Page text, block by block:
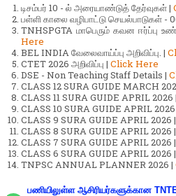
டிசம்பர் 10 - ல் அரையாண்டுத் தேர்வுகள் |
பள்ளி காலை வழிபாட்டு செயல்பாடுகள் -
TNHSPGTA மாபெரும் கவன ஈர்ப்பு
Here
BEL INDIA வேலைவாய்ப்பு அறிவிப்பு. |
CTET 2026 அறிவிப்பு | Click Here
DSE - Non Teaching Staff Details |
CLASS 12 SURA GUIDE MARCH
CLASS 11 SURA GUIDE APRIL 2026 |
CLASS 10 SURA GUIDE APRIL 2026
CLASS 9 SURA GUIDE APRIL 2026 |
CLASS 8 SURA GUIDE APRIL 2026 |
CLASS 7 SURA GUIDE APRIL 2026 |
CLASS 6 SURA GUIDE APRIL 2026 |
TNPSC ANNUAL PLANNER 2026 |
பணியிலுள்ள ஆசிரியர்களுக்கான